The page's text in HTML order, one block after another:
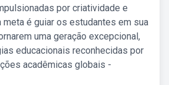
por criatividade e
meta é guiar os estudantes em sua
uma geração excepcional,
educacionais reconhecidas por
acadêmicas globais -